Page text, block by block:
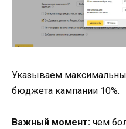
Указываем
бюджета кампании 10%.
Важный момент: чем